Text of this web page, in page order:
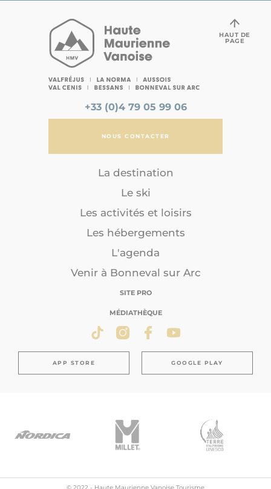
+33 (0)4 79 05 99 06
NOUS CONTACTER
La destination
Le ski
Les activités et loisirs
Les hébergements
L'agenda
Venir à Bonneval sur Arc
SITE PRO
MÉDIATHÈQUE
APP STORE GOOGLE PLAY
HAUT DE
PAGE